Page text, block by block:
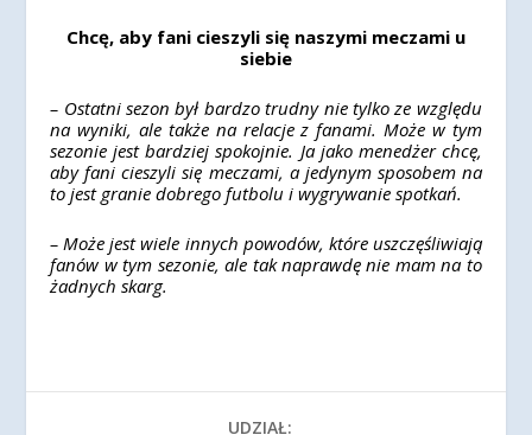
Chcę, aby fani cieszyli się naszymi meczami u
siebie
– Ostatni sezon był bardzo trudny nie tylko ze względu
na wyniki, ale także na relacje z fanami. Może w tym
sezonie jest bardziej spokojnie. Ja jako menedżer chcę,
aby fani cieszyli się meczami, a jedynym sposobem na
to jest granie dobrego futbolu i wygrywanie spotkań.
– Może jest wiele innych powodów, które uszczęśliwiają
fanów w tym sezonie, ale tak naprawdę nie mam na to
żadnych skarg.
UDZIAŁ: